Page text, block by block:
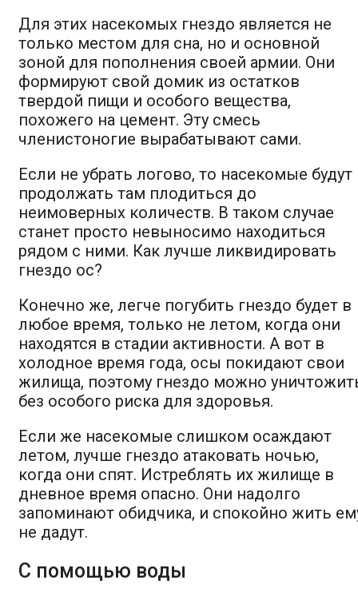
Для этих насекомых гнездо является не
только местом для сна, но и основной
зоной для пополнения своей армии. Они
формируют свой домик из остатков
твердой пищи и особого вещества,
похожего на цемент. Эту смесь
членистоногие вырабатывают сами.
Если не убрать логово, то насекомые будут
продолжать там плодиться до
неимоверных количеств. В таком случае
станет просто невыносимо находиться
рядом с ними. Как лучше ликвидировать
гнездо ос?
Конечно же, легче погубить гнездо будет в
любое время, только не летом, когда они
находятся в стадии активности. А вот в
холодное время года, осы покидают свои
жилища, поэтому гнездо можно
без особого риска для здоровья.
Если же насекомые слишком осаждают
летом, лучше гнездо атаковать ночью,
когда они спят. Истреблять их жилище в
дневное время опасно. Они надолго
запоминают обидчика, и спокойно жить
не дадут.
С помощью воды